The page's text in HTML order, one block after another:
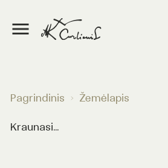
Pagrindinis Žemėlapis
Kraunasi...